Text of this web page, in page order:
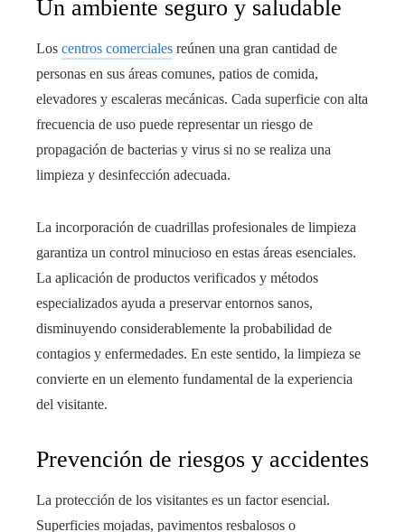
Un ambiente seguro y saludable
Los centros comerciales reúnen una gran cantidad de
personas en sus áreas comunes, patios de comida,
elevadores y escaleras mecánicas. Cada superficie con alta
frecuencia de uso puede representar un riesgo de
propagación de bacterias y virus si no se realiza una
limpieza y desinfección adecuada.
La incorporación de cuadrillas profesionales de limpieza
garantiza un control minucioso en estas áreas esenciales.
La aplicación de productos verificados y métodos
especializados ayuda a preservar entornos sanos,
disminuyendo considerablemente la probabilidad de
contagios y enfermedades. En este sentido, la limpieza se
convierte en un elemento fundamental de la experiencia
del visitante.
Prevención de riesgos y accidentes
La protección de los visitantes es un factor esencial.
Superficies mojadas, pavimentos resbalosos o